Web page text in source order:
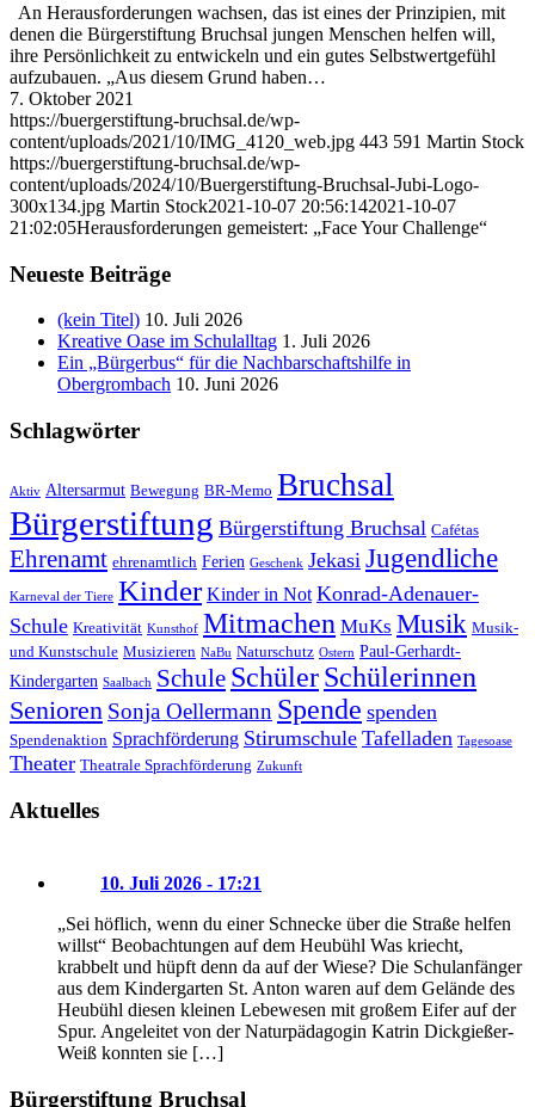
An Herausforderungen wachsen, das ist eines der Prinzipien, mit
denen die Bürgerstiftung Bruchsal jungen Menschen helfen will,
ihre Persönlichkeit zu entwickeln und ein gutes Selbstwertgefühl
aufzubauen. „Aus diesem Grund haben…
7. Oktober 2021
https://buergerstiftung-bruchsal.de/wp-
content/uploads/2021/10/IMG_4120_web.jpg 443 591 Martin Stock
https://buergerstiftung-bruchsal.de/wp-
content/uploads/2024/10/Buergerstiftung-Bruchsal-Jubi-Logo-
300x134.jpg Martin Stock2021-10-07 20:56:142021-10-07
21:02:05Herausforderungen gemeistert: „Face Your Challenge“
Neueste Beiträge
(kein Titel) 10. Juli 2026
Kreative Oase im Schulalltag 1. Juli 2026
Ein „Bürgerbus“ für die Nachbarschaftshilfe in
Obergrombach 10. Juni 2026
Schlagwörter
Aktiv Altersarmut Bewegung BR-Memo Bruchsal
Bürgerstiftung Bürgerstiftung Bruchsal Cafétas
Ehrenamt ehrenamtlich Ferien Geschenk Jekasi Jugendliche
Karneval der Tiere Kinder Kinder in Not Konrad-Adenauer-
Schule Kreativität Kunsthof Mitmachen MuKs Musik Musik-
und Kunstschule Musizieren NaBu Naturschutz Ostern Paul-Gerhardt-
Kindergarten Saalbach Schule SchülerSchülerinnen
Senioren Sonja Oellermann Spende spenden
Spendenaktion Sprachförderung Stirumschule Tafelladen Tagesoase
Theater Theatrale Sprachförderung Zukunft
Aktuelles
10. Juli 2026 - 17:21
„Sei höflich, wenn du einer Schnecke über die Straße helfen
willst“ Beobachtungen auf dem Heubühl Was kriecht,
krabbelt und hüpft denn da auf der Wiese? Die Schulanfänger
aus dem Kindergarten St. Anton waren auf dem Gelände des
Heubühl diesen kleinen Lebewesen mit großem Eifer auf der
Spur. Angeleitet von der Naturpädagogin Katrin Dickgießer-
Weiß konnten sie […]
Bürgerstiftung Bruchsal